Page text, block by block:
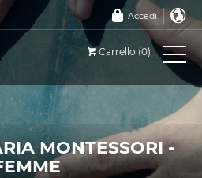
Accedi
Carrello (0)
MONTESSORI -